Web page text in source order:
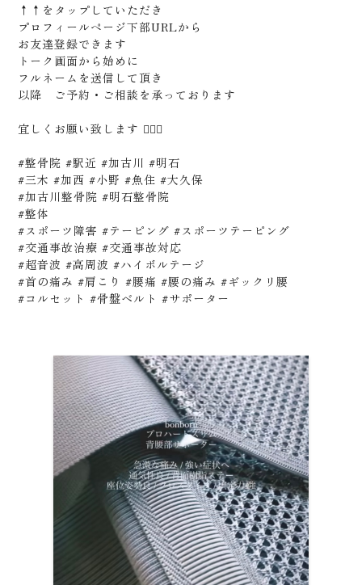
↑↑をタップしていただき
プロフィールページ下部URLから
お友達登録できます
トーク画面から始めに
フルネームを送信して頂き
以降 ご予約・ご相談を承っております
宜しくお願い致します 🙇🏻‍♂️
#整骨院 #駅近 #加古川 #明石
#三木 #加西 #小野 #魚住 #大久保
#加古川整骨院 #明石整骨院
#整体
#スポーツ障害 #テーピング #スポーツテーピング
#交通事故治療 #交通事故対応
#超音波 #高周波 #ハイボルテージ
#首の痛み #肩こり #腰痛 #腰の痛み #ギックリ腰
#コルセット #骨盤ベルト #サポーター
加古川市の“つむぎ整骨 Tsumugi.”では肩こり・腰痛改善に向けた整
骨治療や美容整体を行っています。